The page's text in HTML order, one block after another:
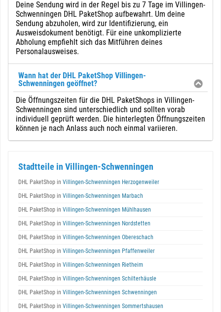
Deine Sendung wird in der Regel bis zu 7 Tage im Villingen-
Schwenningen DHL PaketShop aufbewahrt. Um deine
Sendung abzuholen, wird zur Identifizierung, ein
Ausweisdokument benötigt. Für eine unkomplizierte
Abholung empfiehlt sich das Mitführen deines
Personalausweises.
Wann hat der DHL PaketShop Villingen-
Schwenningen geöffnet?
Die Öffnungszeiten für die DHL PaketShops in Villingen-
Schwenningen sind unterschiedlich und sollten vorab
individuell geprüft werden. Die hinterlegten Öffnungszeiten
können je nach Anlass auch noch einmal variieren.
Stadtteile in Villingen-Schwenningen
DHL PaketShop in Villingen-Schwenningen Herzogenweiler
DHL PaketShop in Villingen-Schwenningen Marbach
DHL PaketShop in Villingen-Schwenningen Mühlhausen
DHL PaketShop in Villingen-Schwenningen Nordstetten
DHL PaketShop in Villingen-Schwenningen Obereschach
DHL PaketShop in Villingen-Schwenningen Pfaffenweiler
DHL PaketShop in Villingen-Schwenningen Rietheim
DHL PaketShop in Villingen-Schwenningen Schilterhäusle
DHL PaketShop in Villingen-Schwenningen Schwenningen
DHL PaketShop in Villingen-Schwenningen Sommertshausen